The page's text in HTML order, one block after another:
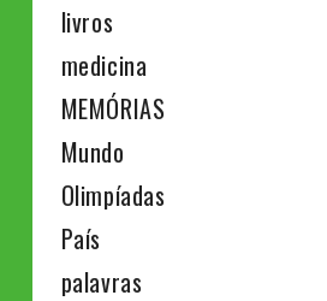
livros
medicina
MEMÓRIAS
Mundo
Olimpíadas
País
palavras